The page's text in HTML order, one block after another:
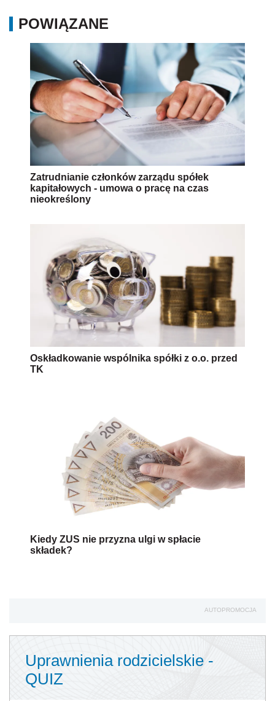
POWIĄZANE
Zatrudnianie członków zarządu spółek
kapitałowych - umowa o pracę na czas
nieokreślony
Oskładkowanie wspólnika spółki z o.o. przed
TK
Kiedy ZUS nie przyzna ulgi w spłacie
składek?
AUTOPROMOCJA
Uprawnienia rodzicielskie -
QUIZ